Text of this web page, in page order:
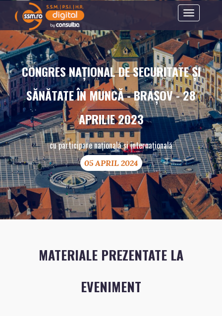
CONGRES NAȚIONAL DE SECURITATE ȘI
SĂNĂTATE ÎN MUNCĂ - BRAȘOV - 28
APRILIE 2023
cu participare națională și internațională
05 APRIL 2024
MATERIALE PREZENTATE LA
EVENIMENT
Toggle
navigation